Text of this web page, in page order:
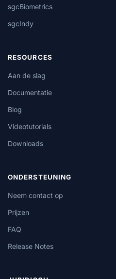
sgcBiometrics
sgcIndy
RESOURCES
Aan de slag
Documentatie
Blog
Videotutorials
Downloads
ONDERSTEUNING
Neem contact op
Prijzen
FAQ
Release Notes